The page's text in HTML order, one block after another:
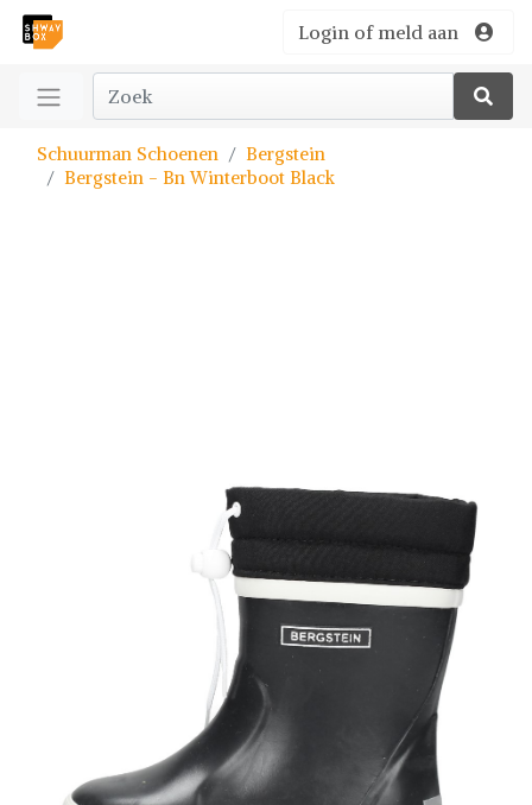
Login of meld aan
Schuurman Schoenen
Bergstein
Bergstein - Bn Winterboot Black